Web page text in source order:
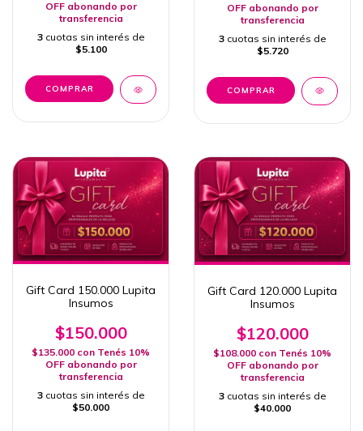
OFF abonando por
transferencia
3 cuotas sin interés de
$5.100
OFF abonando por
transferencia
3 cuotas sin interés de
$5.720
Gift Card 150.000 Lupita
Insumos
$150.000
$135.000 con Tenés 10%
OFF abonando por
transferencia
3 cuotas sin interés de
$50.000
Gift Card 120.000 Lupita
Insumos
$120.000
$108.000 con Tenés 10%
OFF abonando por
transferencia
3 cuotas sin interés de
$40.000